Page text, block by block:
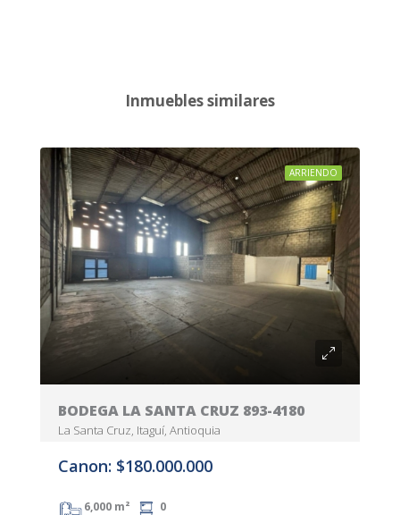
Inmuebles similares
ARRIENDO
BODEGA LA SANTA CRUZ 893-4180
La Santa Cruz, Itaguí, Antioquia
Canon: $180.000.000
6,000 m² 0